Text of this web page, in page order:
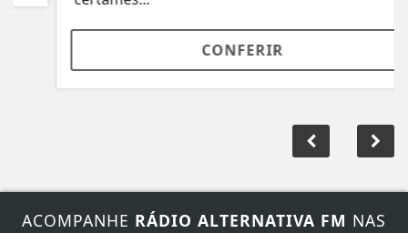
CONFERIR
ACOMPANHE RÁDIO ALTERNATIVA FM NAS